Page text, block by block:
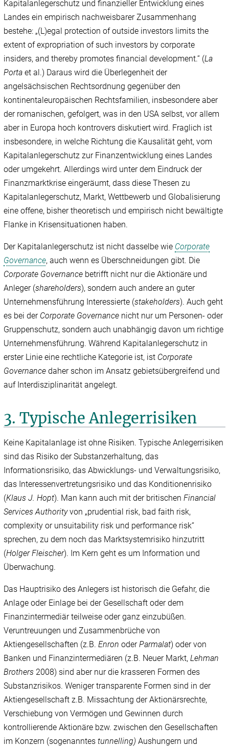
Kapitalanlegerschutz und finanzieller Entwicklung eines
Landes ein empirisch nachweisbarer Zusammenhang
bestehe: „(L)egal protection of outside investors limits the
extent of expropriation of such investors by corporate
insiders, and thereby promotes financial development.“ (La
Porta et al.) Daraus wird die Überlegenheit der
angelsächsischen Rechtsordnung gegenüber den
kontinentaleuropäischen Rechtsfamilien, insbesondere aber
der romanischen, gefolgert, was in den USA selbst, vor allem
aber in Europa hoch kontrovers diskutiert wird. Fraglich ist
insbesondere, in welche Richtung die Kausalität geht, vom
Kapitalanlegerschutz zur Finanzentwicklung eines Landes
oder umgekehrt. Allerdings wird unter dem Eindruck der
Finanzmarktkrise eingeräumt, dass diese Thesen zu
Kapitalanlegerschutz, Markt, Wettbewerb und Globalisierung
eine offene, bisher theoretisch und empirisch nicht bewältigte
Flanke in Krisensituationen haben.
Der Kapitalanlegerschutz ist nicht dasselbe wie Corporate
Governance, auch wenn es Überschneidungen gibt. Die
Corporate Governance betrifft nicht nur die Aktionäre und
Anleger (shareholders), sondern auch andere an guter
Unternehmensführung Interessierte (stakeholders). Auch geht
es bei der Corporate Governance nicht nur um Personen- oder
Gruppenschutz, sondern auch unabhängig davon um richtige
Unternehmensführung. Während Kapitalanlegerschutz in
erster Linie eine rechtliche Kategorie ist, ist Corporate
Governance daher schon im Ansatz gebietsübergreifend und
auf Interdisziplinarität angelegt.
3. Typische Anlegerrisiken
Keine Kapitalanlage ist ohne Risiken. Typische Anlegerrisiken
sind das Risiko der Substanzerhaltung, das
Informationsrisiko, das Abwicklungs- und Verwaltungsrisiko,
das Interessenvertretungsrisiko und das Konditionenrisiko
(Klaus J. Hopt). Man kann auch mit der britischenFinancial
Services Authorityvon „prudential risk, bad faith risk,
complexity or unsuitability risk und performance risk“
sprechen, zu dem noch das Marktsystemrisiko hinzutritt
(Holger Fleischer). Im Kern geht es um Information und
Überwachung.
Das Hauptrisiko des Anlegers ist historisch die Gefahr, die
Anlage oder Einlage bei der Gesellschaft oder dem
Finanzintermediär teilweise oder ganz einzubüßen.
Veruntreuungen und Zusammenbrüche von
Aktiengesellschaften (z.B.Enron oderParmalat) oder von
Banken und Finanzintermediären (z.B. Neuer Markt,Lehman
Brothers 2008) sind aber nur die krasseren Formen des
Substanzrisikos. Weniger transparente Formen sind in der
Aktiengesellschaft z.B. Missachtung der Aktionärsrechte,
Verschiebung von Vermögen und Gewinnen durch
kontrollierende Aktionäre bzw. zwischen den Gesellschaften
im Konzern (sogenanntestunnelling)Aushungern und